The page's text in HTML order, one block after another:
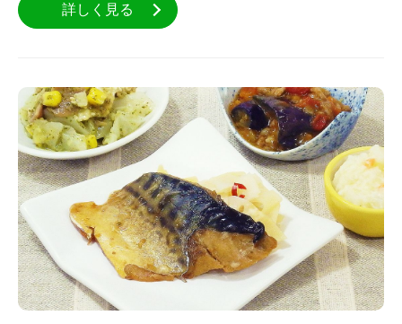
詳しく見る